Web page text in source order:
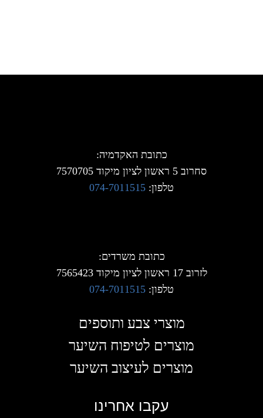
כתובת האקדמיה:
סחרוב 5 ראשון לציון מיקוד 7570705
טלפון: 074-7011515
כתובת משרדים:
לזרוב 17 ראשון לציון מיקוד 7565423
טלפון: 074-7011515
מוצרי צבע ותוספים
מוצרים לטיפוח השיער
מוצרים לעיצוב השיער
עקבו אחרינו